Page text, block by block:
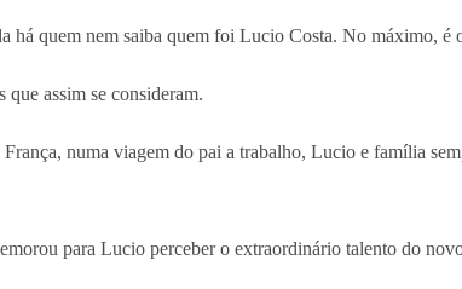
há quem nem saiba quem foi Lucio Costa. No máximo, é
assim se consideram.
numa viagem do pai a trabalho, Lucio e família
para Lucio perceber o extraordinário talento do